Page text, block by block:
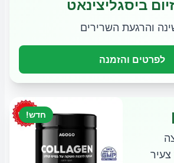
ביסגליצינאט
והרגעת השרירים
לפרטים והזמנה
חדש!
צעיר